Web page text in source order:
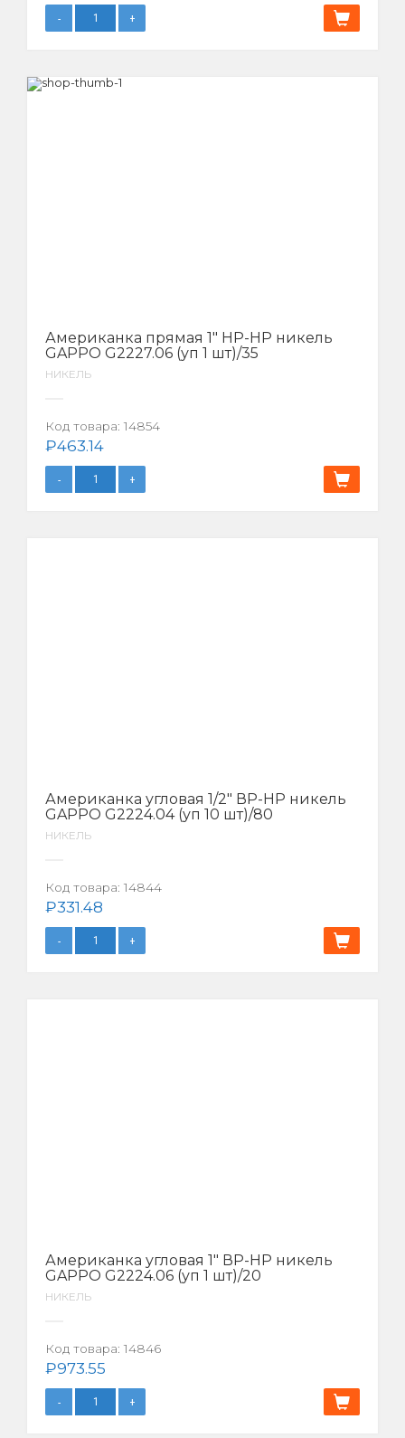
Американка прямая 1″ НР-НР никель
GAPPO G2227.06 (уп 1 шт)/35
НИКЕЛЬ
Код товара: 14854
₽463.14
Американка угловая 1/2″ ВР-НР никель
GAPPO G2224.04 (уп 10 шт)/80
НИКЕЛЬ
Код товара: 14844
₽331.48
Американка угловая 1″ ВР-НР никель
GAPPO G2224.06 (уп 1 шт)/20
НИКЕЛЬ
Код товара: 14846
₽973.55